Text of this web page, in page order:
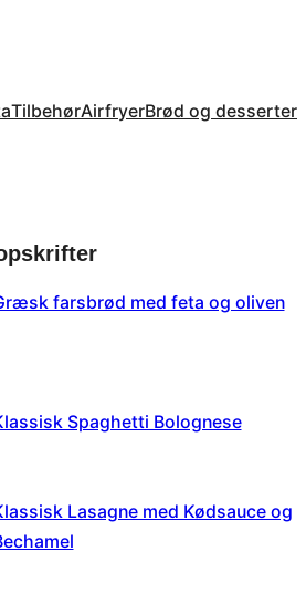
TilbehørAirfryerBrød og desserter
farsbrød med feta og oliven
Spaghetti Bolognese
Lasagne med Kødsauce og